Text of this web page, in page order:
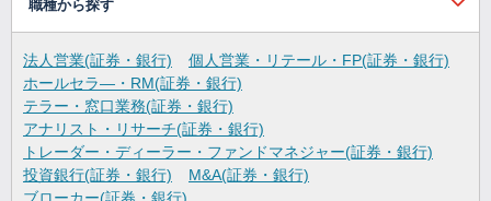
職種から探す
法人営業(証券・銀行)
個人営業・リテール・FP(証券・銀行)
ホールセラ―・RM(証券・銀行)
テラー・窓口業務(証券・銀行)
アナリスト・リサーチ(証券・銀行)
トレーダー・ディーラー・ファンドマネジャー(証券・銀行)
投資銀行(証券・銀行)
M&A(証券・銀行)